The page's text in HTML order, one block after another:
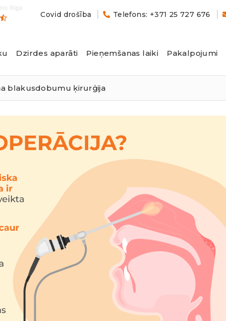
Covid drošība Telefons: +371 25 727 676
Dzirdes aparāti Pieņemšanas laiki Pakalpojumi
blakusdobumu ķirurģija